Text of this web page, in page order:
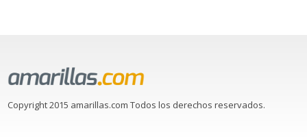
Copyright 2015 amarillas.com Todos los derechos reservados.